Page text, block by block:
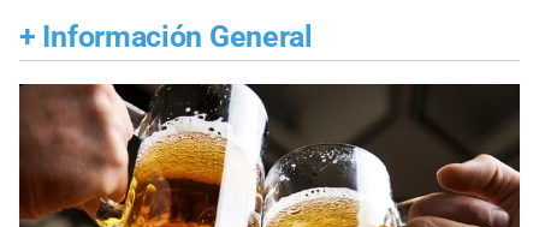
+ Información General